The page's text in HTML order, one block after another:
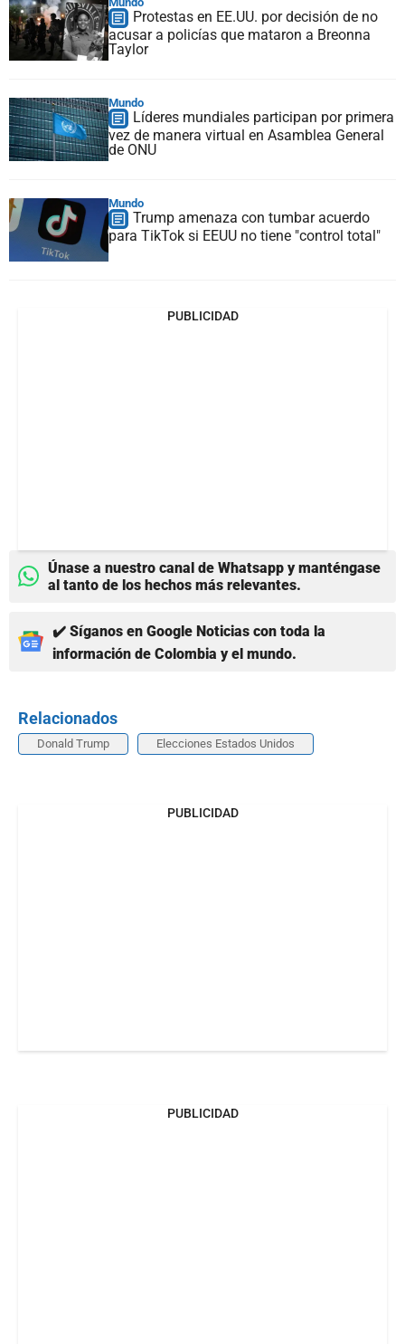
Protestas en EE.UU. por decisión de no
acusar a policías que mataron a Breonna
Taylor
Mundo
Líderes mundiales participan por primera
vez de manera virtual en Asamblea General
de ONU
Mundo
Trump amenaza con tumbar acuerdo
para TikTok si EEUU no tiene "control total"
PUBLICIDAD
Únase a nuestro canal de Whatsapp y manténgase
al tanto de los hechos más relevantes.
✔️ Síganos en Google Noticias con toda la
información de Colombia y el mundo.
Relacionados
Donald Trump Elecciones Estados Unidos
PUBLICIDAD
PUBLICIDAD